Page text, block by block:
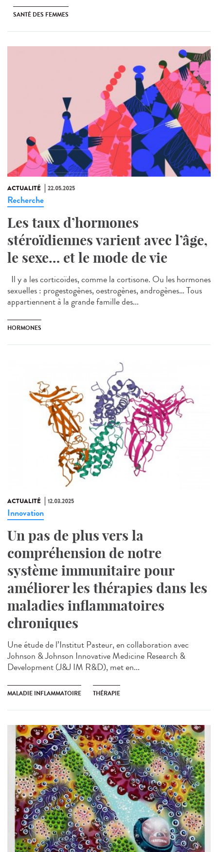
SANTÉ DES FEMMES
ACTUALITÉ 22.05.2025
Recherche
Les taux d’hormones
stéroïdiennes varient avec l’âge,
le sexe… et le mode de vie
Il y a les corticoïdes, comme la cortisone. Ou les hormones
sexuelles : progestogènes, oestrogènes, androgènes… Tous
appartiennent à la grande famille des...
HORMONES
ACTUALITÉ 12.03.2025
Innovation
Un pas de plus vers la
compréhension de notre
système immunitaire pour
améliorer les thérapies dans les
maladies inflammatoires
chroniques
Une étude de l’Institut Pasteur, en collaboration avec
Johnson & Johnson Innovative Medicine Research &
Development (J&J IM R&D), met en...
MALADIE INFLAMMATOIRE THÉRAPIE